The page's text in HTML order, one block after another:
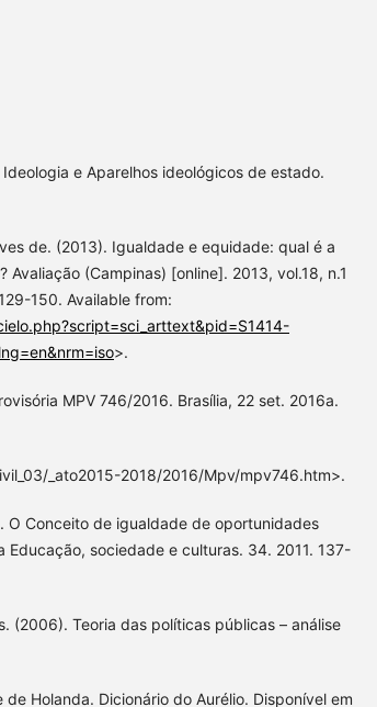
e Aparelhos ideológicos de estado.
de. (2013). Igualdade e equidade: qual é a
Avaliação (Campinas) [online]. 2013, vol.18, n.1
150. Available from:
>.
MPV 746/2016. Brasília, 22 set. 2016a.
_ato2015-2018/2016/Mpv/mpv746.htm>.
O Conceito de igualdade de oportunidades
Educação, sociedade e culturas. 34. 2011. 137-
(2006). Teoria das políticas públicas – análise
de Holanda. Dicionário do Aurélio. Disponível em